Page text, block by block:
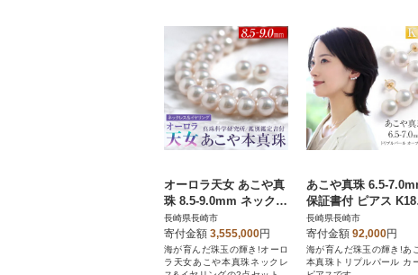
オーロラ天女 あこや真
珠 8.5-9.0mm ネックレ
ス イヤリング セット
パール 鑑別鑑定書付
長崎県長崎市
寄付金額 3,555,000円
海が育んだ珠玉の輝き!オーロ
ラ天女あこや本真珠ネックレ
あこや真珠 6.5-
保証書付 ピアス
連 パール
長崎県長崎市
寄付金額 92,000円
海が育んだ珠玉の輝き!あ
本真珠トリプルパール カ